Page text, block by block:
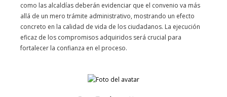
como las alcaldías deberán evidenciar que el convenio va más
allá de un mero trámite administrativo, mostrando un efecto
concreto en la calidad de vida de los ciudadanos. La ejecución
eficaz de los compromisos adquiridos será crucial para
fortalecer la confianza en el proceso.